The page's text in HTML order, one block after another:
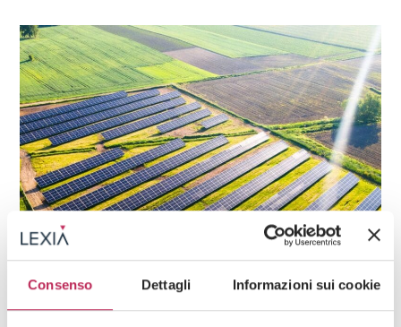
Consenso Dettagli Informazioni sui cookie